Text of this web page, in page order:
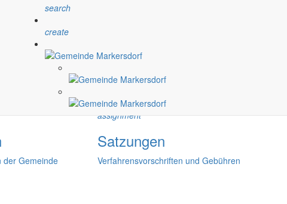
search
create
Raum werden aufgegriffen.
der Gemeinde
assignment
Satzungen
Verfahrensvorschriften und Gebühren